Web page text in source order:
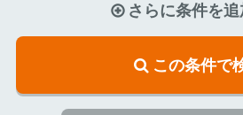
さらに条件を追
この条件で